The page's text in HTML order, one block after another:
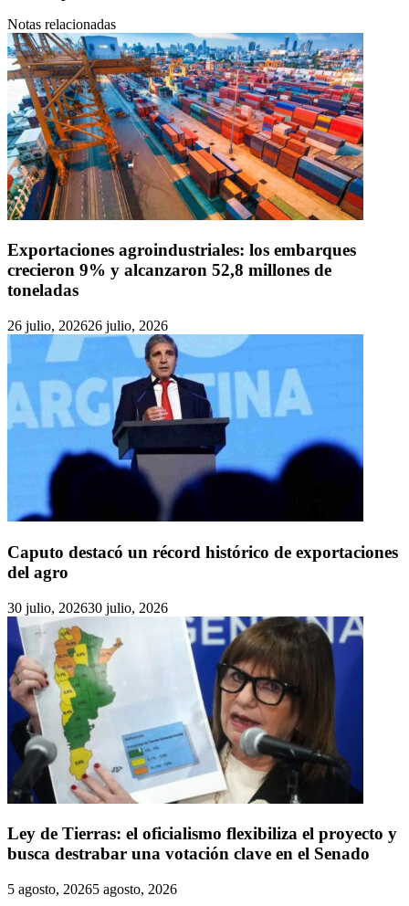
Notas relacionadas
Exportaciones agroindustriales: los embarques
crecieron 9% y alcanzaron 52,8 millones de
toneladas
26 julio, 202626 julio, 2026
Caputo destacó un récord histórico de exportaciones
del agro
30 julio, 202630 julio, 2026
Ley de Tierras: el oficialismo flexibiliza el proyecto y
busca destrabar una votación clave en el Senado
5 agosto, 20265 agosto, 2026